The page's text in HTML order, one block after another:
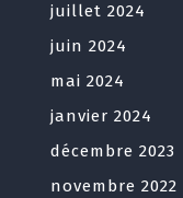
juillet 2024
juin 2024
mai 2024
janvier 2024
décembre 2023
novembre 2022